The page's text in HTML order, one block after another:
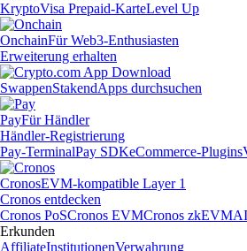
KryptoVisa Prepaid-KarteLevel Up
OnchainFür Web3-Enthusiasten
Erweiterung erhalten
SwappenStakendApps durchsuchen
PayFür Händler
Händler-Registrierung
Pay-TerminalPay SDKeCommerce-Plugins
CronosEVM-kompatible Layer 1
Cronos entdecken
Cronos PoSCronos EVMCronos zkEVM
Erkunden
AffiliateInstitutionenVerwahrung